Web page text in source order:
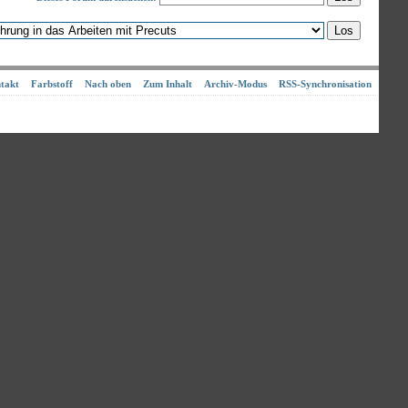
Farbstoff Nach oben Zum Inhalt Archiv-Modus RSS-Synchronisation